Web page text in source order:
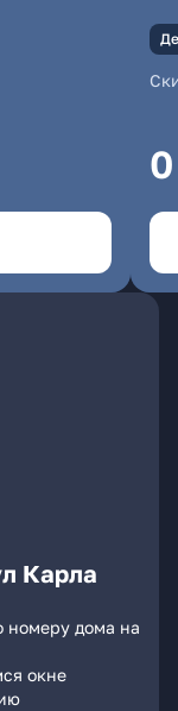
0
Карла
номеру дома на
окне